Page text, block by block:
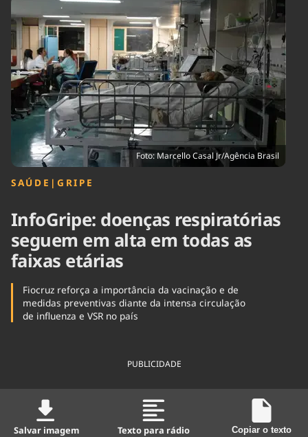
Agronegócios
Brasil
Brasil Mineral
Ciência &
Tecnologia
Cinema
Comportamento
Cultura
Economia
Educação
Infraestrutura
Internacional
Meio Ambiente
Podcast
Política
Saúde
Tempo
Foto: Marcello Casal Jr/Agência Brasil
SAÚDE | GRIPE
InfoGripe: doenças respiratórias
seguem em alta em todas as
faixas etárias
Fiocruz reforça a importância da vacinação e de
medidas preventivas diante da intensa circulação
de influenza e VSR no país
PUBLICIDADE
Salvar imagem Texto para rádio Copiar o texto